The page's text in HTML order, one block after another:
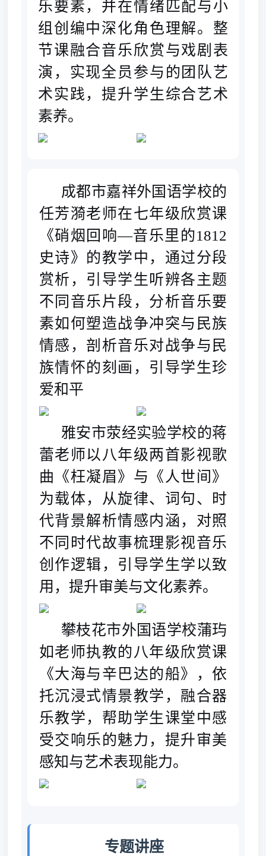
乐要素，并在情绪匹配与小
组创编中深化角色理解。整
节课融合音乐欣赏与戏剧表
演，实现全员参与的团队艺
术实践，提升学生综合艺术
素养。
成都市嘉祥外国语学校的
任芳漪老师在七年级欣赏课
《硝烟回响—音乐里的1812
史诗》的教学中， 通过分段
赏析，引导学生听辨各主题
不同音乐片段，分析音乐要
素如何塑造战争冲突与民族
情感，剖析音乐对战争与民
族情怀的刻画，引导学生珍
爱和平
雅安市荥经实验学校的蒋
蕾老师以八年级两首影视歌
曲《枉凝眉》与《人世间》
为载体，从旋律、词句、时
代背景解析情感内涵，对照
不同时代故事梳理影视音乐
创作逻辑，引导学生学以致
用，提升审美与文化素养。
攀枝花市外国语学校蒲玙
如老师执教的八年级欣赏课
《大海与辛巴达的船》，依
托沉浸式情景教学，融合器
乐教学， 帮助学生课堂中感
受交响乐的魅力，提升审美
感知与艺术表现能力。
专题讲座